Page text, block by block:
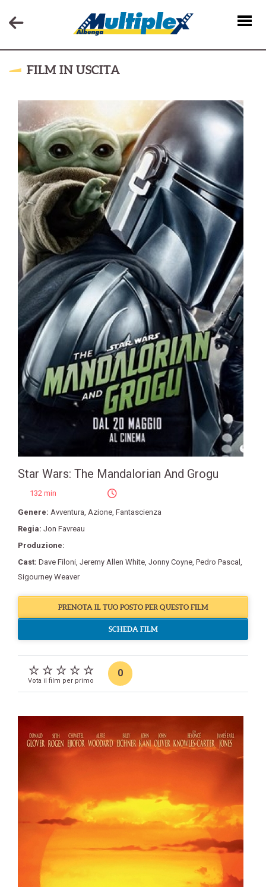
FILM IN USCITA
Star Wars: The Mandalorian And Grogu
132 min
Genere: Avventura, Azione, Fantascienza
Regia: Jon Favreau
Produzione:
Cast: Dave Filoni, Jeremy Allen White, Jonny Coyne, Pedro Pascal ,
Sigourney Weaver
PRENOTA IL TUO POSTO PER QUESTO FILM
SCHEDA FILM
Vota il film per primo
0